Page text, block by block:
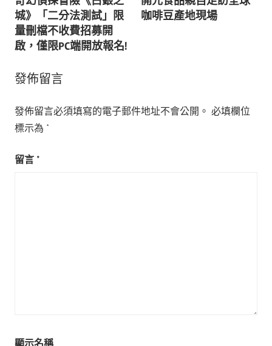
章
導
覽
城》「二分法測試」限
量刪檔不收費招募開
啟，僅限PC端開放報名!
咖啡豆產地現場
發佈留言
發佈留言必須填寫的電子郵件地址不會公開。 必填欄位
標示為 *
留言 *
顯示名稱